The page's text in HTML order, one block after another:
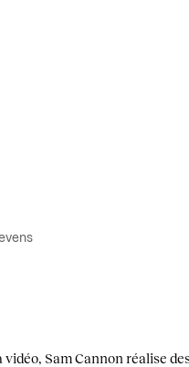
Sam Cannon réalise